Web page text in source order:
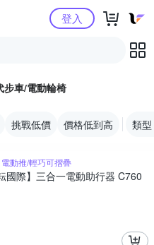
購物中心登入
步車/電動輪椅
挑戰低價 價格低到高 類型
動推/輕巧可摺疊
國際】三合一電動助行器 C760